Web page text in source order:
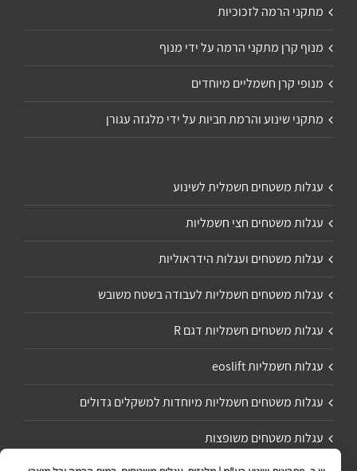
מתקני הרמה לזכוכיות
מנוף קרן מתקני הרמה על ידי מנוף
מנופי קרן חשמליים מיוחדים
מתקני שינוע והרמת חביות על ידי מלגזה עגורן
עגלות משטחים חשמלית לשינוע
עגלות משטחים חצי חשמליות
עגלות משטחים ועגלות הידראוליות
עגלות משטחים חשמליות לעבודה בשטח משובש
עגלות משטחים חשמליות דגם R
עגלות חשמליות eoslift
עגלות משטחים חשמליות מיוחדות למשקלים גדולים
עגלות משטחים משופצות